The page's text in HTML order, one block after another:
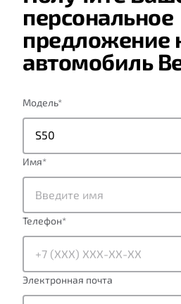
персональное
предложение
автомобиль
Модель*
S50
Имя*
Телефон*
Электронная почта